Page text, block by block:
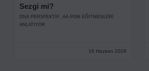
Sezgi mi?
DNA PERSPEKTIF: AA PGM EĞITMENLERI
ANLATIYOR
16 Haziran 2026